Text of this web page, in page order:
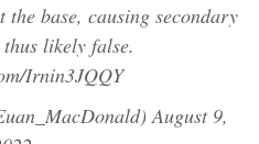
base, causing secondary
likely false.
Irnin3JQQY
August 9,